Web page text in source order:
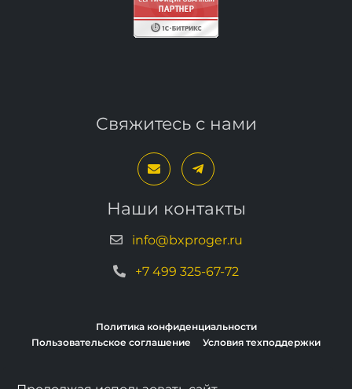
Свяжитесь с нами
Наши контакты
info@bxproger.ru
+7 499 325-67-72
Политика конфиденциальности
Пользовательское соглашение
Условия техподдержки